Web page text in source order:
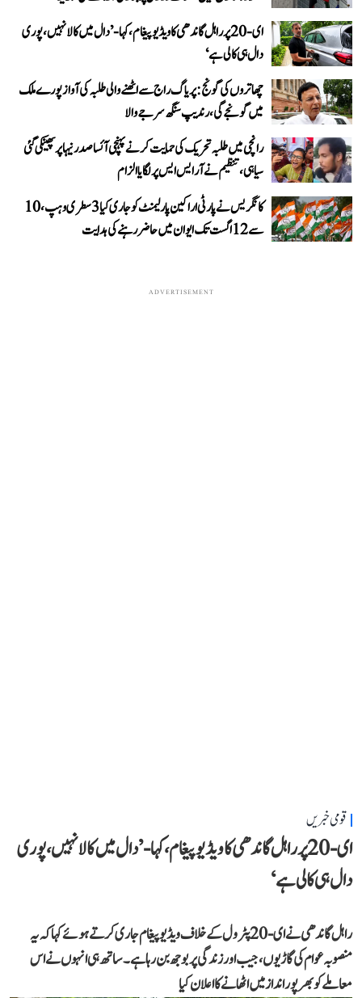
ای-20 پر راہل گاندھی کا ویڈیو پیغام، کہا- ’دال میں کالا نہیں، پوری
دال ہی کالی ہے‘
چھاتروں کی گونج: پریاگ راج سے اٹھنے والی طلبہ کی آواز پورے ملک
میں گونجے گی، رندیپ سنگھ سرجے والا
رانچی میں طلبہ تحریک کی حمایت کرنے پہنچی آئسا صدر نیہا پر پھینکی گئی
سیاہی، تنظیم نے آر ایس ایس پر لگایا الزام
کانگریس نے پارٹی اراکین پارلیمنٹ کو جاری کیا 3 سطری وہپ، 10
سے 12 اگست تک ایوان میں حاضر رہنے کی ہدایت
ADVERTISEMENT
قومی خبریں
ای-20 پر راہل گاندھی کا ویڈیو پیغام، کہا- ’دال میں کالا نہیں، پوری
دال ہی کالی ہے‘
راہل گاندھی نے ای-20 پٹرول کے خلاف ویڈیو پیغام جاری کرتے ہوئے کہا کہ یہ
منصوبہ عوام کی گاڑیوں، جیب اور زندگی پر بوجھ بن رہا ہے۔ ساتھ ہی انہوں نے اس
معاملے کو بھرپور انداز میں اٹھانے کا اعلان کیا